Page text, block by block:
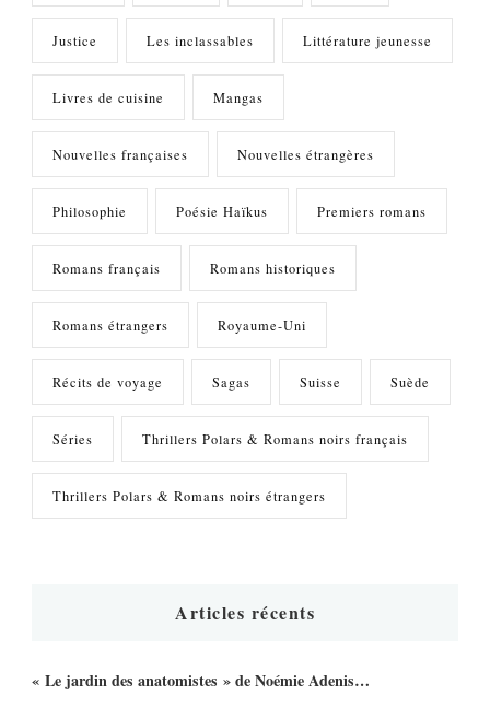
Justice Les inclassables Littérature jeunesse
Livres de cuisine Mangas
Nouvelles françaises Nouvelles étrangères
Philosophie Poésie Haïkus Premiers romans
Romans français Romans historiques
Romans étrangers Royaume-Uni
Récits de voyage Sagas Suisse Suède
Séries Thrillers Polars & Romans noirs français
Thrillers Polars & Romans noirs étrangers
Articles récents
« Le jardin des anatomistes » de Noémie Adenis…